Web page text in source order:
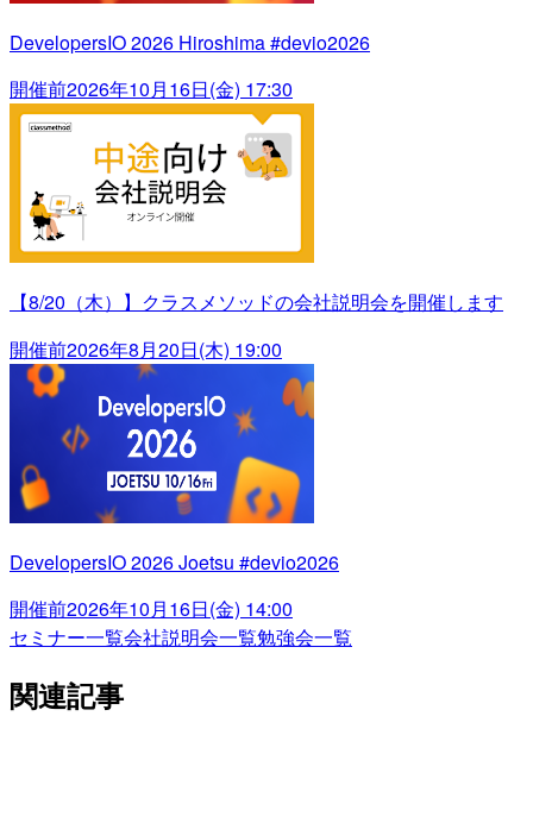
DevelopersIO 2026 Hiroshima #devio2026
開催前2026年10月16日(金) 17:30
【8/20（木）】クラスメソッドの会社説明会を開催します
開催前2026年8月20日(木) 19:00
DevelopersIO 2026 Joetsu #devio2026
開催前2026年10月16日(金) 14:00
セミナー一覧会社説明会一覧勉強会一覧
関連記事